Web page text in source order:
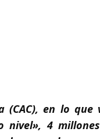
(CAC), en lo
4